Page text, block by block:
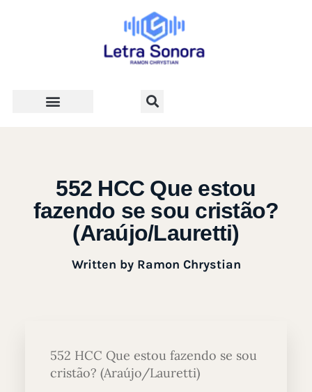
552 HCC Que estou
fazendo se sou cristão?
(Araújo/Lauretti)
Written byRamon Chrystian
552 HCC Que estou fazendo se sou
cristão? (Araújo/Lauretti)